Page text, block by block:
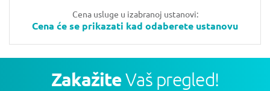
Cena usluge u izabranoj ustanovi:
Cena će se prikazati kad odaberete ustanovu
ZakažiteVaš pregled!